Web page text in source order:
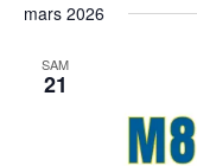
mars 2026
SAM
21